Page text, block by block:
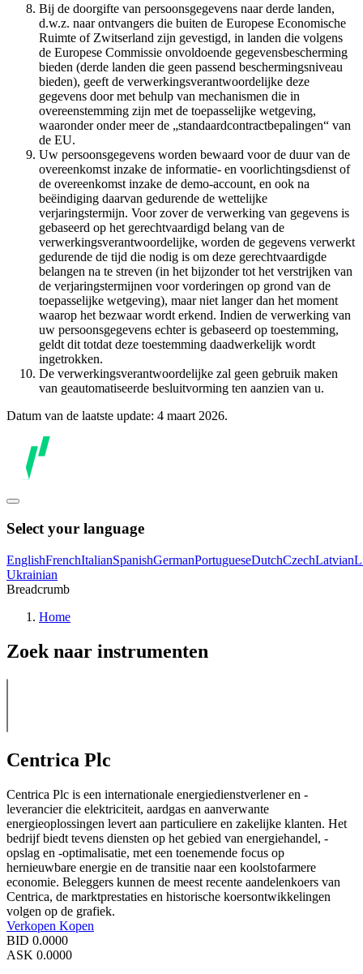
Bij de doorgifte van persoonsgegevens naar derde landen,
d.w.z. naar ontvangers die buiten de Europese Economische
Ruimte of Zwitserland zijn gevestigd, in landen die volgens
de Europese Commissie onvoldoende gegevensbescherming
bieden (derde landen die geen passend beschermingsniveau
bieden), geeft de verwerkingsverantwoordelijke deze
gegevens door met behulp van mechanismen die in
overeenstemming zijn met de toepasselijke wetgeving,
waaronder onder meer de „standaardcontractbepalingen“ van
de EU.
Uw persoonsgegevens worden bewaard voor de duur van de
overeenkomst inzake de informatie- en voorlichtingsdienst of
de overeenkomst inzake de demo-account, en ook na
beëindiging daarvan gedurende de wettelijke
verjaringstermijn. Voor zover de verwerking van gegevens is
gebaseerd op het gerechtvaardigd belang van de
verwerkingsverantwoordelijke, worden de gegevens verwerkt
gedurende de tijd die nodig is om deze gerechtvaardigde
belangen na te streven (in het bijzonder tot het verstrijken van
de verjaringstermijnen voor vorderingen op grond van de
toepasselijke wetgeving), maar niet langer dan het moment
waarop het bezwaar wordt erkend. Indien de verwerking van
uw persoonsgegevens echter is gebaseerd op toestemming,
geldt dit totdat deze toestemming daadwerkelijk wordt
ingetrokken.
De verwerkingsverantwoordelijke zal geen gebruik maken
van geautomatiseerde besluitvorming ten aanzien van u.
Datum van de laatste update: 4 maart 2026.
Select your language
EnglishFrenchItalianSpanishGermanPortugueseDutchCzechLatvian
Ukrainian
Breadcrumb
Home
Zoek naar instrumenten
Centrica Plc
Centrica Plc is een internationale energiedienstverlener en -
leverancier die elektriciteit, aardgas en aanverwante
energieoplossingen levert aan particuliere en zakelijke klanten. Het
bedrijf biedt tevens diensten op het gebied van energiehandel, -
opslag en -optimalisatie, met een toenemende focus op
hernieuwbare energie en de transitie naar een koolstofarmere
economie. Beleggers kunnen de meest recente aandelenkoers van
Centrica, de marktprestaties en historische koersontwikkelingen
volgen op de grafiek.
Verkopen Kopen
BID 0.0000
ASK 0.0000